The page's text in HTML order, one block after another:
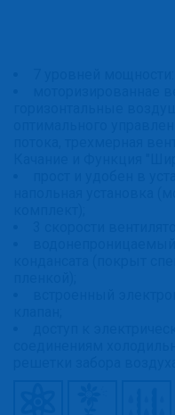
7 уровней
моторизированнае
горизонтальные
оптимального
потока, трехмерная
Качание и Функция
прост и удобен в
напольная установка
3 скорости
кондансата (покрыт
встроенный
доступ к
соединениям